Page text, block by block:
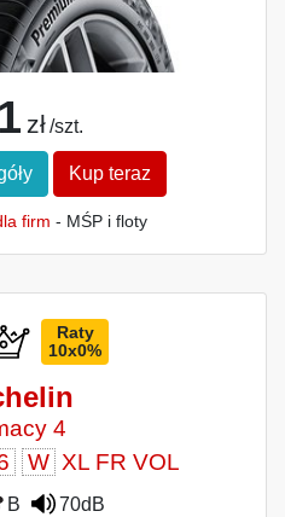
zł /szt.
Kup teraz
firm - MŚP i floty
Raty
10x0%
4
W XL FR VOL
B
70dB